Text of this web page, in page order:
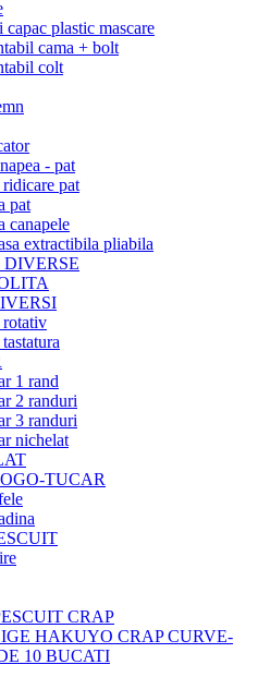
capac plastic mascare
cama + bolt
colt
- pat
ridicare pat
pat
canapele
extractibila pliabila
rotativ
1 rand
2 randuri
3 randuri
nichelat
TUCAR
CRAP
HAKUYO CRAP CURVE-
10 BUCATI